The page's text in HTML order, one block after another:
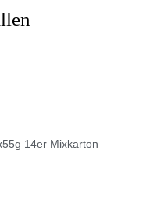
14er Mixkarton